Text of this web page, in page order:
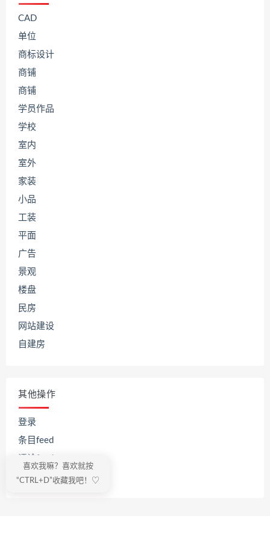
CAD
单位
商标设计
商铺
商铺
学员作品
学校
室内
室外
家装
小品
工装
平面
广告
景观
楼盘
民房
网站建设
自建房
其他操作
登录
条目feed
WordPress.org
喜欢我嘛？喜欢就按
“CTRL+D”收藏我吧！♡